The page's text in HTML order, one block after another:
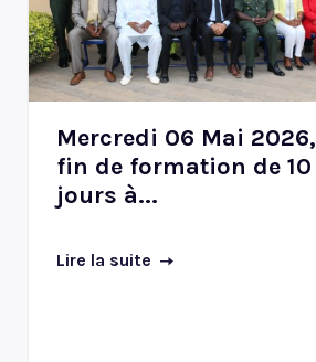
Mercredi 06 Mai 2026,
fin de formation de 10
jours à...
Lire la suite